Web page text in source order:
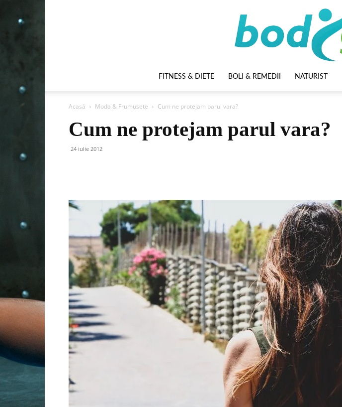
FITNESS & DIETE BOLI & REMEDII NATURIST
Acasă Moda & Frumusete Cum ne protejam parul vara?
Cum ne protejam parul vara?
24 iulie 2012